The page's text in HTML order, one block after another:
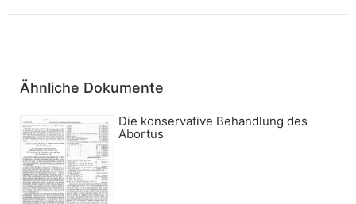
Ähnliche Dokumente
Die konservative Behandlung des
Abortus